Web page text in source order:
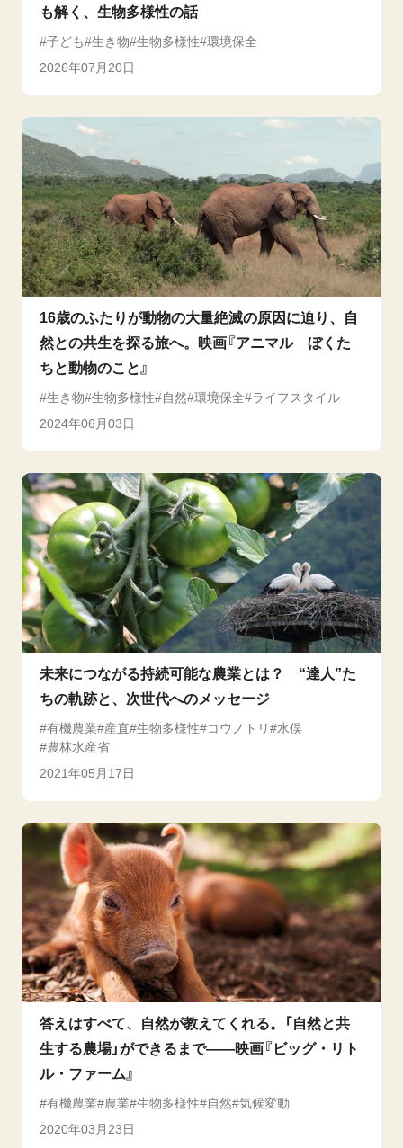
も解く、生物多様性の話
子ども 生き物 生物多様性 環境保全
2026年07月20日
16歳のふたりが動物の大量絶滅の原因に迫り、自
然との共生を探る旅へ。映画『アニマル ぼくた
ちと動物のこと』
生き物 生物多様性 自然 環境保全
ライフスタイル
2024年06月03日
未来につながる持続可能な農業とは？ “達人”た
ちの軌跡と、次世代へのメッセージ
有機農業 産直 生物多様性 コウノトリ
水俣
農林水産省
2021年05月17日
答えはすべて、自然が教えてくれる。「自然と共
生する農場」ができるまで――映画『ビッグ・リト
ル・ファーム』
有機農業 農業 生物多様性 自然 気候変動
2020年03月23日